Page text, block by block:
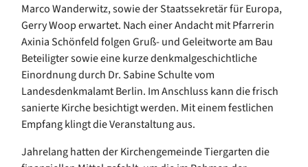
Marco Wanderwitz, sowie der Staatssekretär für Europa,
Gerry Woop erwartet. Nach einer Andacht mit Pfarrerin
Axinia Schönfeld folgen Gruß- und Geleitworte am Bau
Beteiligter sowie eine kurze denkmalgeschichtliche
Einordnung durch Dr. Sabine Schulte vom
Landesdenkmalamt Berlin. Im Anschluss kann die frisch
sanierte Kirche besichtigt werden. Mit einem festlichen
Empfang klingt die Veranstaltung aus.
Jahrelang hatten der Kirchengemeinde Tiergarten die